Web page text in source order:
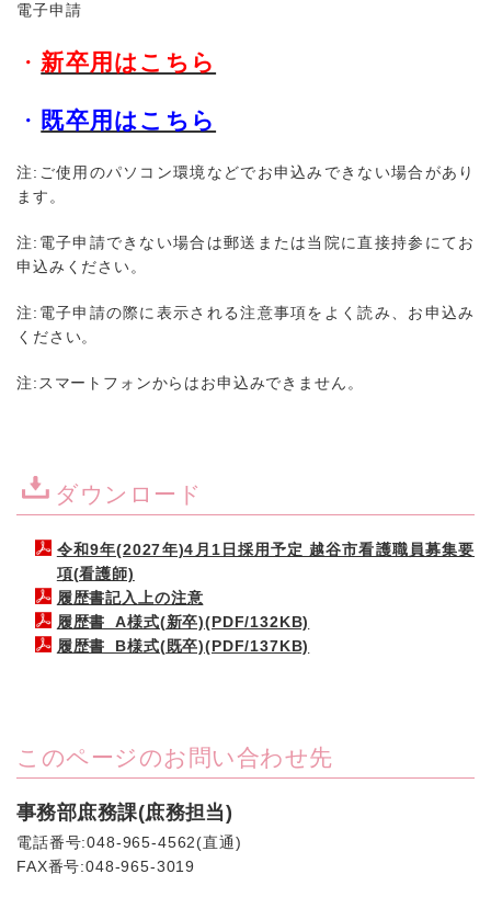
電子申請
・ 新卒用はこちら
・ 既卒用はこちら
注:ご使用のパソコン環境などでお申込みできない場合があり
ます。
注:電子申請できない場合は郵送または当院に直接持参にてお
申込みください。
注:電子申請の際に表示される注意事項をよく読み、お申込み
ください。
注:スマートフォンからはお申込みできません。
ダウンロード
令和9年(2027年)4月1日採用予定 越谷市看護職員募集要
項(看護師)
履歴書記入上の注意
履歴書_A様式(新卒)(PDF/132KB)
履歴書_B様式(既卒)(PDF/137KB)
このページのお問い合わせ先
事務部庶務課(庶務担当)
電話番号:048-965-4562(直通)
FAX番号:048-965-3019